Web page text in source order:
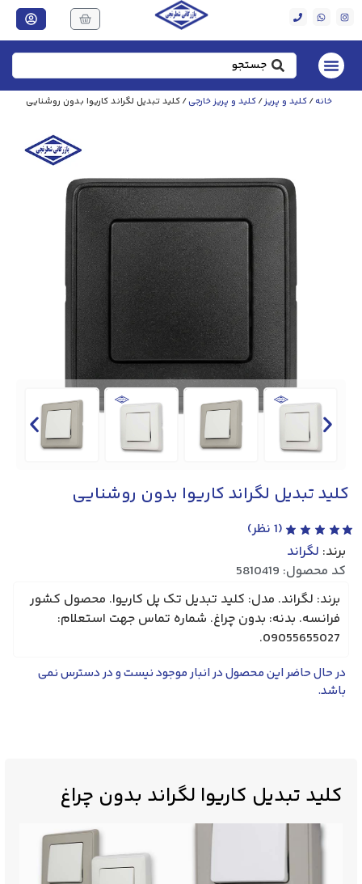
خانه/کلید و پریز/کلید و پریز خارجی/ کلید تبدیل لگراند کاریوا بدون روشنایی
کلید تبدیل لگراند کاریوا بدون روشنایی
(
1 نظر)
برند: لگراند
کد محصول: 5810419
برند: لگراند. مدل: کلید تبدیل تک پل کاریوا. محصول کشور
فرانسه. بدنه: بدون چراغ. شماره تماس جهت استعلام:
09055655027.
در حال حاضر این محصول در انبار موجود نیست و در دسترس نمی
باشد.
کلید تبدیل کاریوا لگراند بدون چراغ